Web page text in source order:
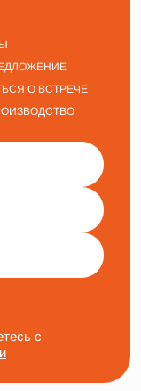
О ВСТРЕЧЕ
с